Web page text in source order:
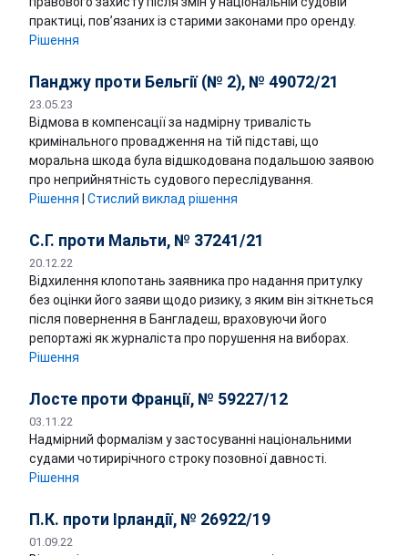
практиці, пов’язаних із старими законами про оренду.
Рішення
Панджу проти Бельгії (№ 2), № 49072/21
23.05.23
Відмова в компенсації за надмірну тривалість
кримінального провадження на тій підставі, що
моральна шкода була відшкодована подальшою заявою
про неприйнятність судового переслідування.
Рішення
Стислий виклад рішення
С.Г. проти Мальти, № 37241/21
20.12.22
Відхилення клопотань заявника про надання притулку
без оцінки його заяви щодо ризику, з яким він зіткнеться
після повернення в Бангладеш, враховуючи його
репортажі як журналіста про порушення на виборах.
Рішення
Лосте проти Франції, № 59227/12
03.11.22
Надмірний формалізм у застосуванні національними
судами чотирирічного строку позовної давності.
Рішення
П.К. проти Ірландії, № 26922/19
01.09.22